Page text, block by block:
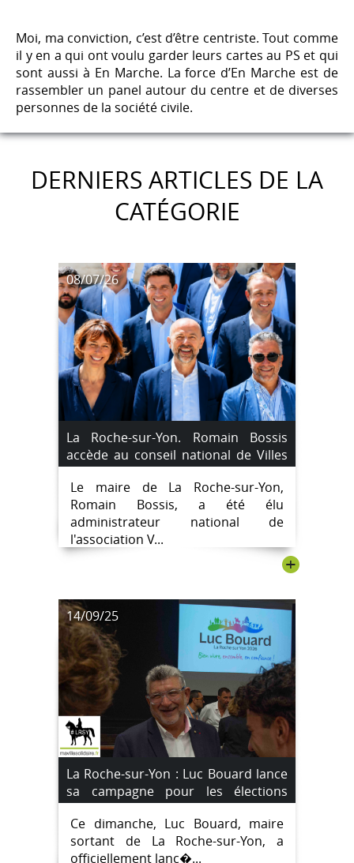
Moi, ma conviction, c’est d’être centriste. Tout comme
il y en a qui ont voulu garder leurs cartes au PS et qui
sont aussi à En Marche. La force d’En Marche est de
rassembler un panel autour du centre et de diverses
personnes de la société civile.
DERNIERS ARTICLES DE LA
CATÉGORIE
08/07/26
La Roche-sur-Yon. Romain Bossis
accède au conseil national de Villes
de France
Le maire de La Roche-sur-Yon,
Romain Bossis, a été élu
administrateur national de
l'association V...
+
14/09/25
La Roche-sur-Yon : Luc Bouard lance
sa campagne pour les élections
municipales de mars 2026
Ce dimanche, Luc Bouard, maire
sortant de La Roche-sur-Yon, a
officiellement lanc�...